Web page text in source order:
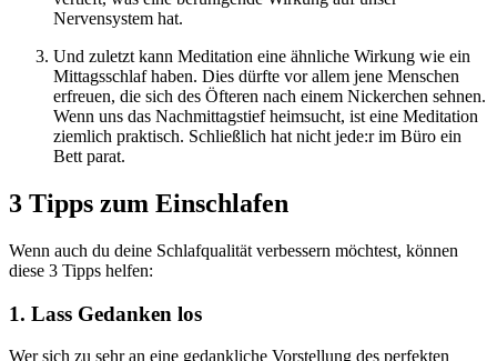
Nervensystem hat.
Und zuletzt kann Medi­ta­tion eine ähn­li­che Wir­kung wie ein
Mit­tags­schlaf haben. Dies dürfte vor allem jene Men­schen
erfreuen, die sich des Öfte­ren nach einem Nicker­chen sehnen.
Wenn uns das Nachmittagstief heimsucht, ist eine Meditation
ziemlich praktisch. Schließ­lich hat nicht jede:r im Büro ein
Bett parat.
3 Tipps zum Einschlafen
Wenn auch du deine Schlafqualität verbessern möchtest, können
diese 3 Tipps helfen:
1. Lass Gedanken los
Wer sich zu sehr an eine gedankliche Vorstellung des perfekten